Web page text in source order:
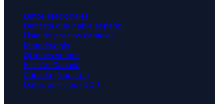
Datos Nacionales
Dentista que habla español
Lista de precios dentales
Metodología
Quiénes somos
Edición Canadá
Canada (français)
Datos abiertos (DOI)